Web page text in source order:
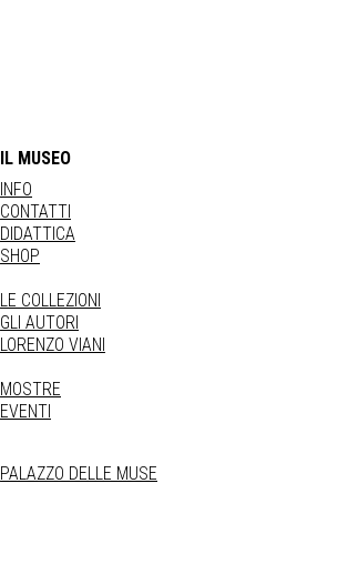
IL MUSEO
INFO
CONTATTI
DIDATTICA
SHOP
LE COLLEZIONI
GLI AUTORI
LORENZO VIANI
MOSTRE
EVENTI
PALAZZO DELLE MUSE